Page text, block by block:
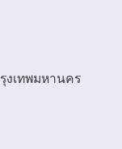
งเทพมหานคร